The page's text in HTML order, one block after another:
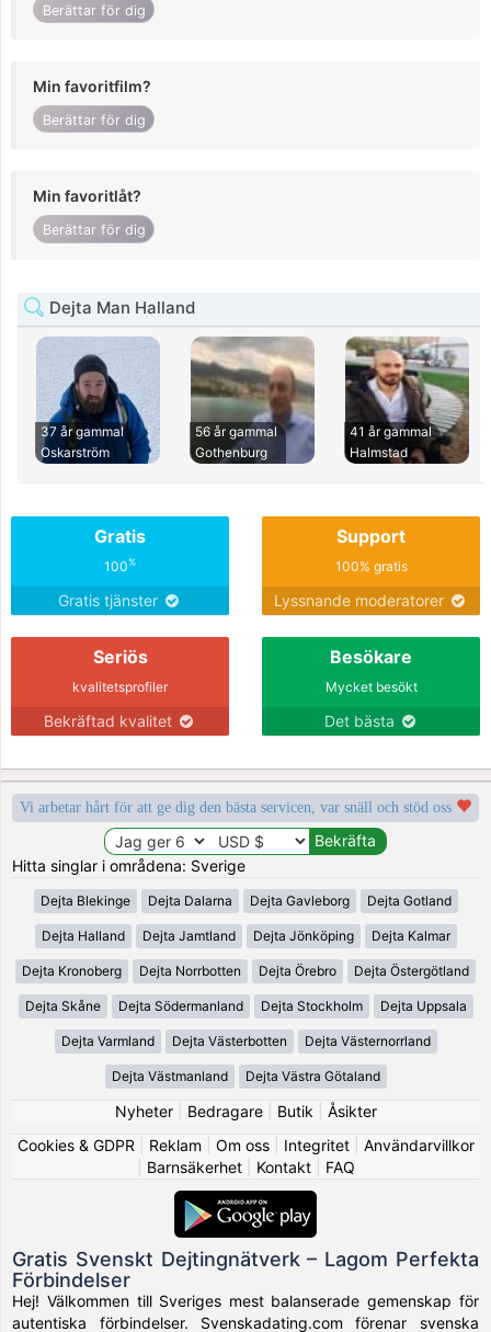
Berättar för dig
Min favoritfilm?
Berättar för dig
Min favoritlåt?
Berättar för dig
Dejta Man Halland
37 år gammal
Oskarström
56 år gammal
Gothenburg
41 år gammal
Halmstad
Gratis
100%
Gratis tjänster
Support
100% gratis
Lyssnande moderatorer
Seriös
kvalitetsprofiler
Bekräftad kvalitet
Besökare
Mycket besökt
Det bästa
Vi arbetar hårt för att ge dig den bästa servicen, var snäll och stöd oss
Hitta singlar i områdena: Sverige
Dejta Blekinge Dejta Dalarna Dejta Gavleborg Dejta Gotland
Dejta Halland Dejta Jamtland Dejta Jönköping Dejta Kalmar
Dejta Kronoberg Dejta Norrbotten Dejta Örebro Dejta Östergötland
Dejta Skåne Dejta Södermanland Dejta Stockholm Dejta Uppsala
Dejta Varmland Dejta Västerbotten Dejta Västernorrland
Dejta Västmanland Dejta Västra Götaland
Nyheter| Bedragare| Butik
Åsikter
Cookies & GDPR
Reklam Om oss| Integritet| Användarvillkor
Barnsäkerhet| Kontakt| FAQ
Gratis Svenskt Dejtingnätverk – Lagom Perfekta
Förbindelser
Hej! Välkommen till Sveriges mest balanserade gemenskap för
autentiska förbindelser. Svenskadating.com förenar svenska